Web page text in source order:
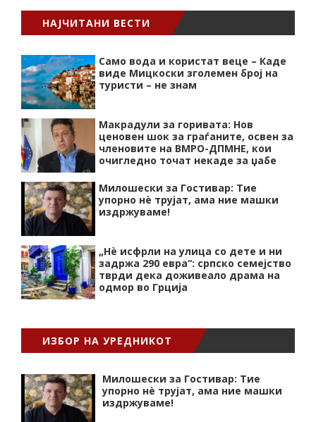
НАЈЧИТАНИ ВЕСТИ
Само вода и користат веце – Каде
виде Мицкоски зголемен број на
туристи – не знам
Макрадули за горивата: Нов
ценовен шок за граѓаните, освен за
членовите на ВМРО-ДПМНЕ, кои
очигледно точат некаде за џабе
Милошески за Гостивар: Тие
упорно нѐ трујат, ама ние машки
издржуваме!
„Нѐ исфрли на улица со дете и ни
задржа 290 евра“: српско семејство
тврди дека доживеало драма на
одмор во Грција
ИЗБОР НА УРЕДНИКОТ
Милошески за Гостивар: Тие
упорно нѐ трујат, ама ние машки
издржуваме!